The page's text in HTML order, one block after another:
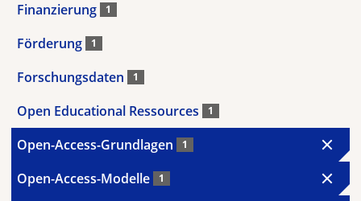
Finanzierung 1
Förderung 1
Forschungsdaten 1
Open Educational Ressources 1
Open-Access-Grundlagen 1
Open-Access-Modelle 1